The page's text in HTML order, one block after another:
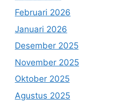
Februari 2026
Januari 2026
Desember 2025
November 2025
Oktober 2025
Agustus 2025